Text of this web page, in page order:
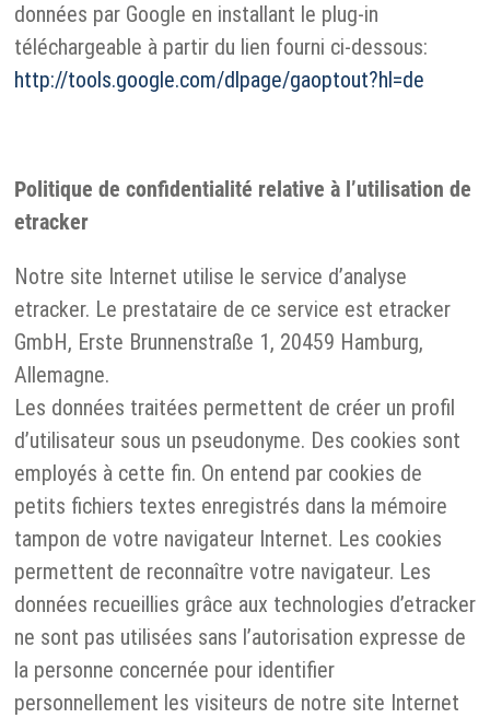
données par Google en installant le plug-in
téléchargeable à partir du lien fourni ci-dessous:
http://tools.google.com/dlpage/gaoptout?hl=de
Politique de confidentialité relative à l’utilisation de
etracker
Notre site Internet utilise le service d’analyse
etracker. Le prestataire de ce service est etracker
GmbH, Erste Brunnenstraße 1, 20459 Hamburg,
Allemagne.
Les données traitées permettent de créer un profil
d’utilisateur sous un pseudonyme. Des cookies sont
employés à cette fin. On entend par cookies de
petits fichiers textes enregistrés dans la mémoire
tampon de votre navigateur Internet. Les cookies
permettent de reconnaître votre navigateur. Les
données recueillies grâce aux technologies d’etracker
ne sont pas utilisées sans l’autorisation expresse de
la personne concernée pour identifier
personnellement les visiteurs de notre site Internet